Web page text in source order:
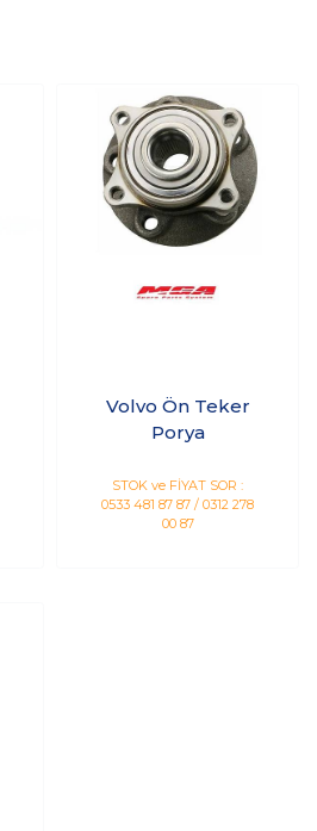
Volvo Ön Teker
Porya
STOK ve FİYAT SOR :
0533 481 87 87 / 0312 278
00 87